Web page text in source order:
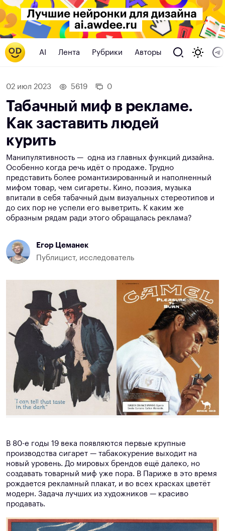
AI Лента Рубрики Авторы
02 июл 2023 5619 0
Табачный миф в рекламе.
Как заставить людей
курить
Манипулятивность — одна из главных функций дизайна.
Особенно когда речь идёт о продаже. Трудно
представить более романтизированный и наполненный
мифом товар, чем сигареты. Кино, поэзия, музыка
впитали в себя табачный дым визуальных стереотипов и
до сих пор не успели его выветрить. К каким же
образным рядам ради этого обращалась реклама?
Егор Цеманек
Публицист, исследователь
В 80-е годы 19 века появляются первые крупные
производства сигарет — табакокурение выходит на
новый уровень. До мировых брендов ещё далеко, но
создавать товарный миф уже пора. В Париже в это время
рождается рекламный плакат, и во всех красках цветёт
модерн. Задача лучших из художников — красиво
продавать.